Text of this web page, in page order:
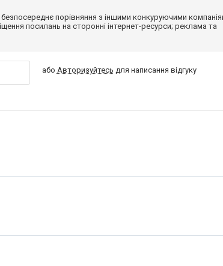
порівняння з іншими конкуруючими
посилань на сторонні інтернет-ресурси; реклама та
або Авторизуйтесь для написання відгуку